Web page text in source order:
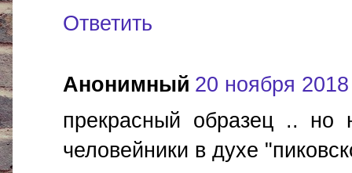
Ответить
Анонимный 20 ноября 2018
прекрасный образец ..
человейники в духе